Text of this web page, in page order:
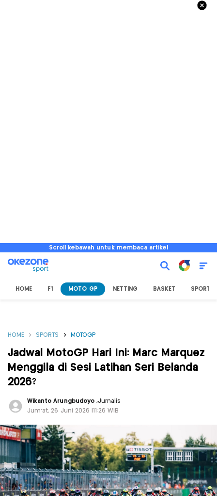
Scroll kebawah untuk membaca artikel
HOME F1 MOTO GP NETTING BASKET SPORT
HOME SPORTS MOTOGP
Jadwal MotoGP Hari Ini: Marc Marquez
Menggila di Sesi Latihan Seri Belanda
2026?
Wikanto Arungbudoyo ,Jurnalis
Jum'at, 26 Juni 2026 |11:26 WIB